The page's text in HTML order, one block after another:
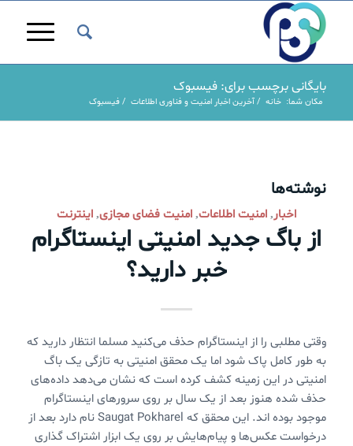
بایگانی برچسب برای: فیسبوک
مکان شما: خانه / آخرین اخبار امنیت و فناوری اطلاعات / فیسبوک
نوشته‌ها
اخبار, امنیت اطلاعات, امنیت فضای مجازی, اینترنت
از باگ جدید امنیتی اینستاگرام
خبر دارید؟
وقتی مطلبی را از اینستاگرام حذف می‌کنید مسلما انتظار دارید که
به طور کامل پاک شود اما یک محقق امنیتی به تازگی یک باگ
امنیتی در این زمینه کشف کرده است که نشان می‌دهد داده‌های
حذف شده هنوز بعد از یک سال بر روی سرورهای اینستاگرام
موجود بوده اند. این محقق که Saugat Pokharel نام دارد بعد از
درخواست عکس‌ها و پیام‌هایش بر روی یک ابزار اشتراک گذاری